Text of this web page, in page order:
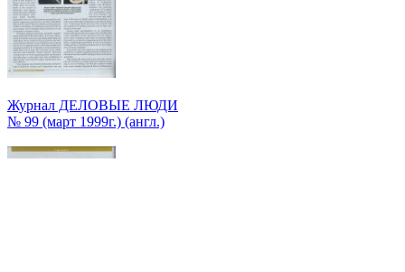
Журнал ДЕЛОВЫЕ ЛЮДИ
№ 99 (март 1999г.) (англ.)